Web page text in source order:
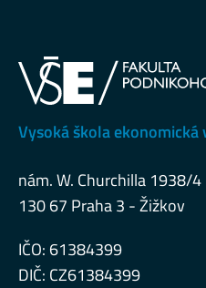
Vysoká škola ekonomická
nám. W. Churchilla 1938/4
130 67 Praha 3 - Žižkov
IČO: 61384399
DIČ: CZ61384399